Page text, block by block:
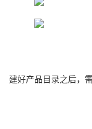
建好产品目录之后，